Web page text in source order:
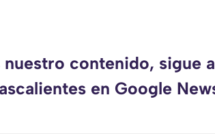
nuestro contenido, sigue
en Google